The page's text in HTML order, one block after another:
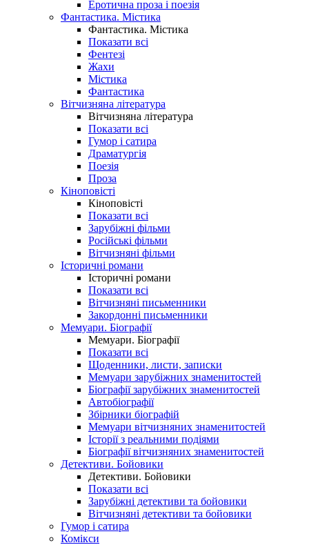
Еротична проза і поезія
Фантастика. Містика
Фантастика. Містика
Показати всі
Фентезі
Жахи
Містика
Фантастика
Вітчизняна література
Вітчизняна література
Показати всі
Гумор і сатира
Драматургія
Поезія
Проза
Кіноповісті
Кіноповісті
Показати всі
Зарубіжні фільми
Російські фільми
Вітчизняні фільми
Історичні романи
Історичні романи
Показати всі
Вітчизняні письменники
Закордонні письменники
Мемуари. Біографії
Мемуари. Біографії
Показати всі
Щоденники, листи, записки
Мемуари зарубіжних знаменитостей
Біографії зарубіжних знаменитостей
Автобіографії
Збірники біографій
Мемуари вітчизняних знаменитостей
Історії з реальними подіями
Біографії вітчизняних знаменитостей
Детективи. Бойовики
Детективи. Бойовики
Показати всі
Зарубіжні детективи та бойовики
Вітчизняні детективи та бойовики
Гумор і сатира
Комікси